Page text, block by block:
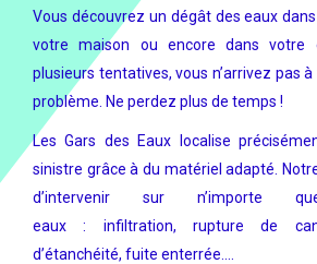
Vous découvrez un dégât des eaux
votre maison ou encore dans votre
plusieurs tentatives, vous n’arrivez pas
problème. Ne perdez plus de temps !
Les Gars des Eaux localise
sinistre grâce à du matériel adapté.
d’intervenir sur n’importe
eaux : infiltration, rupture de
d’étanchéité, fuite enterrée….